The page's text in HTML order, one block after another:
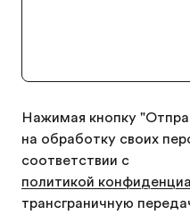
Нажимая кнопку
на обработку своих
соответствии с
политикой
трансграничную